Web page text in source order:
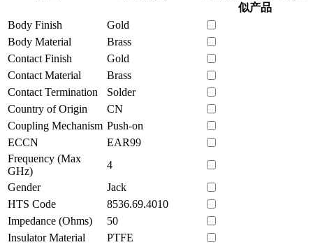
似产品
Body Finish
Gold
Body Material
Brass
Contact Finish
Gold
Contact Material
Brass
Contact Termination
Solder
Country of Origin
CN
Coupling Mechanism Push-on
ECCN
EAR99
Frequency (Max
GHz)
4
Gender
Jack
HTS Code
8536.69.4010
Impedance (Ohms)
50
Insulator Material
PTFE